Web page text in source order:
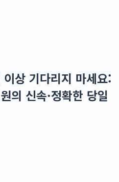
상 기다리지 마세요:
의 신속·정확한 당일